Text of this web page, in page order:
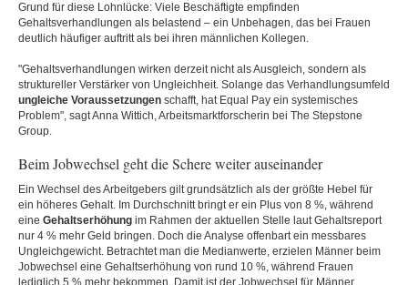
Grund für diese Lohnlücke: Viele Beschäftigte empfinden
Gehaltsverhandlungen als belastend – ein Unbehagen, das bei Frauen
deutlich häufiger auftritt als bei ihren männlichen Kollegen.
"Gehaltsverhandlungen wirken derzeit nicht als Ausgleich, sondern als
struktureller Verstärker von Ungleichheit. Solange das Verhandlungsumfeld
ungleiche Voraussetzungen schafft, hat Equal Pay ein systemisches
Problem", sagt Anna Wittich, Arbeitsmarktforscherin bei The Stepstone
Group.
Beim Jobwechsel geht die Schere weiter auseinander
Ein Wechsel des Arbeitgebers gilt grundsätzlich als der größte Hebel für
ein höheres Gehalt. Im Durchschnitt bringt er ein Plus von 8 %, während
eine Gehaltserhöhung im Rahmen der aktuellen Stelle laut Gehaltsreport
nur 4 % mehr Geld bringen. Doch die Analyse offenbart ein messbares
Ungleichgewicht. Betrachtet man die Medianwerte, erzielen Männer beim
Jobwechsel eine Gehaltserhöhung von rund 10 %, während Frauen
lediglich 5 % mehr bekommen. Damit ist der Jobwechsel für Männer